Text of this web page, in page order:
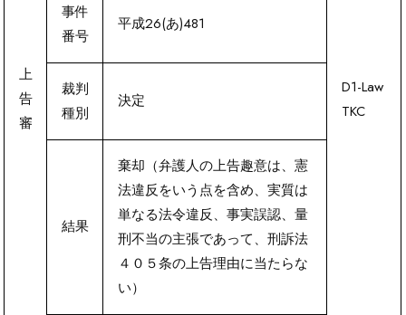
上
告
審
D1-Law
TKC
事件
番号
平成26(あ)481
裁判
種別
決定
結果
棄却（弁護人の上告趣意は、憲
法違反をいう点を含め、実質は
単なる法令違反、事実誤認、量
刑不当の主張であって、刑訴法
４０５条の上告理由に当たらな
い）